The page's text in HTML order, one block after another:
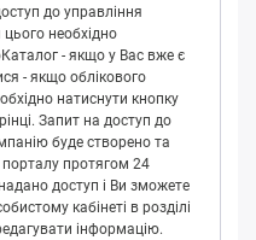
до управління
необхідно
- якщо у Вас вже є
- якщо облікового
натиснути кнопку
Запит на доступ до
буде створено та
порталу протягом 24
доступ і Ви зможете
кабінеті в розділі
інформацію.